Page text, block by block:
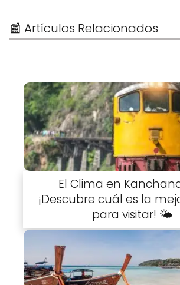
📰 Artículos Relacionados
El Clima en
¡Descubre cuál es la
para visitar! 🌤️